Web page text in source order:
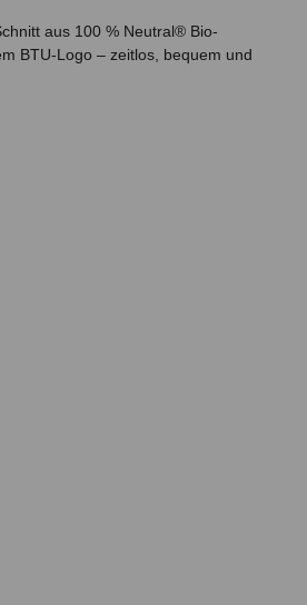
aus 100 % Neutral® Bio-
BTU-Logo – zeitlos, bequem und